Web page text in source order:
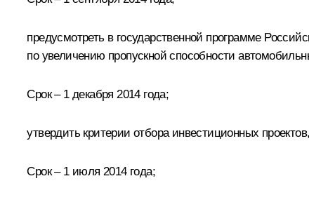
предусмотреть в государственной программе
по увеличению пропускной способности
Срок – 1 декабря 2014 года;
утвердить критерии отбора инвестиционных
Срок – 1 июля 2014 года;